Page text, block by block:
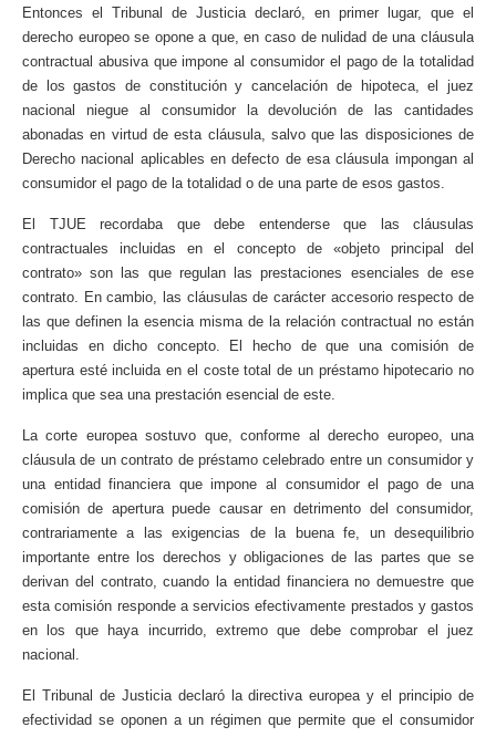
Entonces el Tribunal de Justicia declaró, en primer lugar, que el
derecho europeo se opone a que, en caso de nulidad de una cláusula
contractual abusiva que impone al consumidor el pago de la totalidad
de los gastos de constitución y cancelación de hipoteca, el juez
nacional niegue al consumidor la devolución de las cantidades
abonadas en virtud de esta cláusula, salvo que las disposiciones de
Derecho nacional aplicables en defecto de esa cláusula impongan al
consumidor el pago de la totalidad o de una parte de esos gastos.
El TJUE recordaba que debe entenderse que las cláusulas
contractuales incluidas en el concepto de «objeto principal del
contrato» son las que regulan las prestaciones esenciales de ese
contrato. En cambio, las cláusulas de carácter accesorio respecto de
las que definen la esencia misma de la relación contractual no están
incluidas en dicho concepto. El hecho de que una comisión de
apertura esté incluida en el coste total de un préstamo hipotecario no
implica que sea una prestación esencial de este.
La corte europea sostuvo que, conforme al derecho europeo, una
cláusula de un contrato de préstamo celebrado entre un consumidor y
una entidad financiera que impone al consumidor el pago de una
comisión de apertura puede causar en detrimento del consumidor,
contrariamente a las exigencias de la buena fe, un desequilibrio
importante entre los derechos y obligaciones de las partes que se
derivan del contrato, cuando la entidad financiera no demuestre que
esta comisión responde a servicios efectivamente prestados y gastos
en los que haya incurrido, extremo que debe comprobar el juez
nacional.
El Tribunal de Justicia declaró la directiva europea y el principio de
efectividad se oponen a un régimen que permite que el consumidor